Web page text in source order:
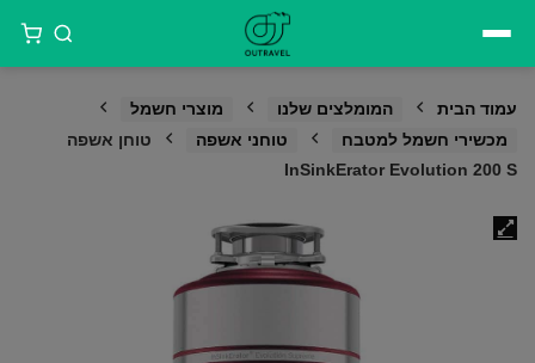
עמוד הבית המומלצים שלנו
מוצרי חשמל
מכשירי חשמל למטבח
טוחני אשפה
טוחן אשפה
InSinkErator Evolution 200 S